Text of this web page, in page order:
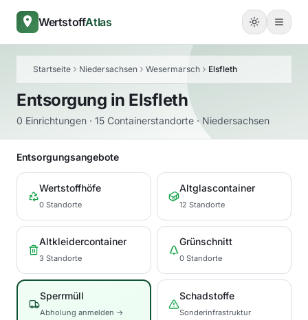
WertstoffAtlas
Startseite Niedersachsen Wesermarsch Elsfleth
Entsorgung in Elsfleth
0 Einrichtungen · 15 Containerstandorte · Niedersachsen
Entsorgungsangebote
Wertstoffhöfe
0 Standorte
Altglascontainer
12 Standorte
Altkleidercontainer
3 Standorte
Grünschnitt
0 Standorte
Sperrmüll
Abholung anmelden →
Schadstoffe
Sonderinfrastruktur